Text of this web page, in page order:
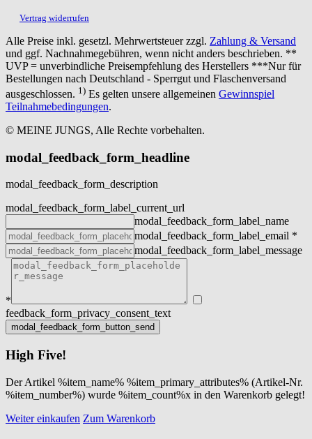
Vertrag widerrufen
Alle Preise inkl. gesetzl. Mehrwertsteuer zzgl. Zahlung & Versand
und ggf. Nachnahmegebühren, wenn nicht anders beschrieben. **
UVP = unverbindliche Preisempfehlung des Herstellers ***Nur für
Bestellungen nach Deutschland - Sperrgut und Flaschenversand
ausgeschlossen. 1) Es gelten unsere allgemeinen Gewinnspiel
Teilnahmebedingungen.
© MEINE JUNGS, Alle Rechte vorbehalten.
modal_feedback_form_headline
modal_feedback_form_description
modal_feedback_form_label_current_url
modal_feedback_form_label_name
modal_feedback_form_label_email *
modal_feedback_form_label_message
*
feedback_form_privacy_consent_text
High Five!
Der Artikel %item_name% %item_primary_attributes% (Artikel-Nr.
%item_number%) wurde %item_count%x in den Warenkorb gelegt!
Weiter einkaufen Zum Warenkorb